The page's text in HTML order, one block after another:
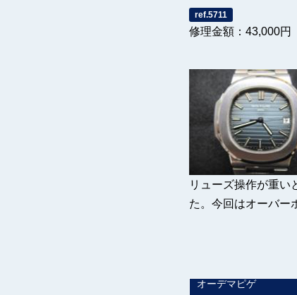
ref.5711
修理金額：43,000円
リューズ操作が重い
た。今回はオーバー
オーデマピゲ